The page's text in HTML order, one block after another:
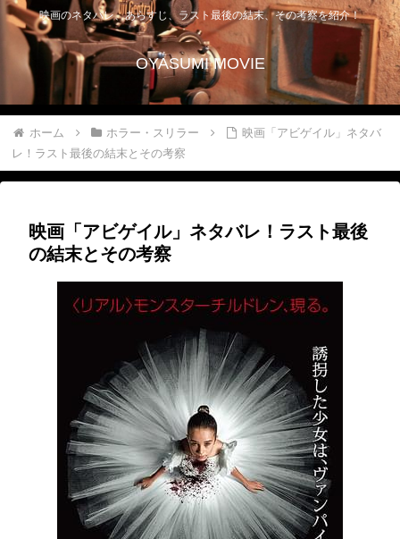
映画のネタバレ、あらすじ、ラスト最後の結末、その考察を紹介！
OYASUMI MOVIE
ホーム ホラー・スリラー
映画「アビゲイル」ネタバ
レ！ラスト最後の結末とその考察
映画「アビゲイル」ネタバレ！ラスト最後
の結末とその考察